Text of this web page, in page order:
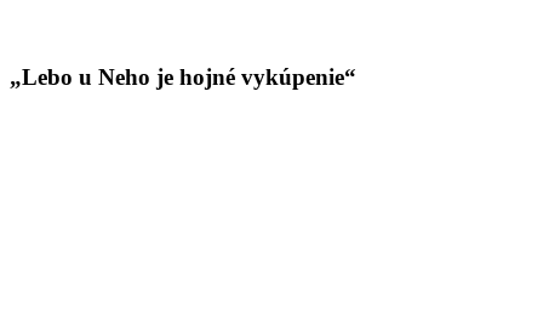
„Lebo u Neho je hojné vykúpenie“